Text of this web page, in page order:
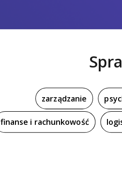
zarządzanie
finanse i rachunkowość